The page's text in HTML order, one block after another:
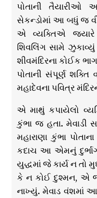
પોતાની
સેકન્ડોમાં આ બધું જ
એ વ્યક્તિએ જ્યારે
શિવલિંગ સામે
શીવમંદિરના કોઈક
પોતાની સંપૂર્ણ
મહાદેવના પવિત્ર
એ માથું કપાયેલો
કુંભા જ હતા.
મહારાણા કુંભા
કદાચ આ એમનું
યુદ્ધમાં જે કાર્ય ન તો
કે ન કોઈ દુશ્મન, એ જ
નાખ્યું. મેવાડ વંશમાં આ